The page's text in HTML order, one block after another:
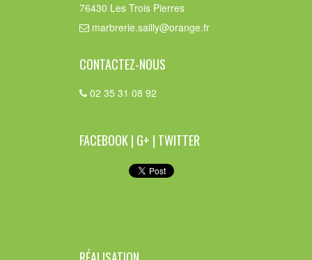
76430 Les Trois Pierres
marbrerie.sailly@orange.fr
CONTACTEZ-NOUS
02 35 31 08 92
FACEBOOK | G+ | TWITTER